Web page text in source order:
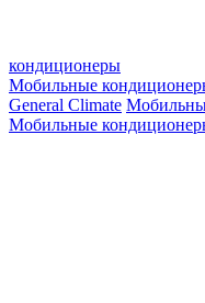
кондиционеры
Мобильные
General Climate
Мобильные